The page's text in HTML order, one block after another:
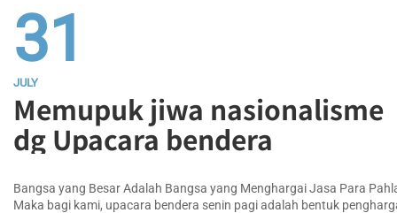
31
JULY
Memupuk jiwa nasionalisme
dg Upacara bendera
Bangsa yang Besar Adalah Bangsa yang Menghargai Jasa Para
Maka bagi kami, upacara bendera senin pagi adalah bentuk